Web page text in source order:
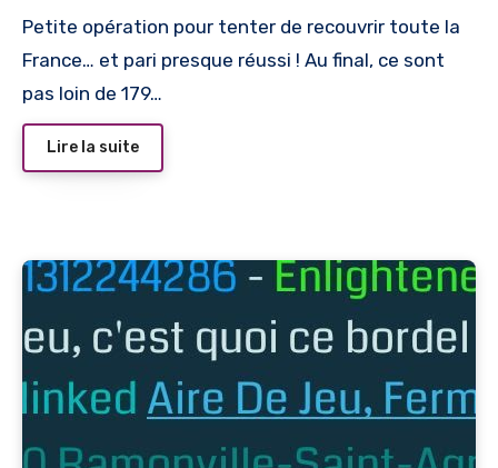
Petite opération pour tenter de recouvrir toute la
France… et pari presque réussi ! Au final, ce sont
pas loin de 179…
Lire la suite